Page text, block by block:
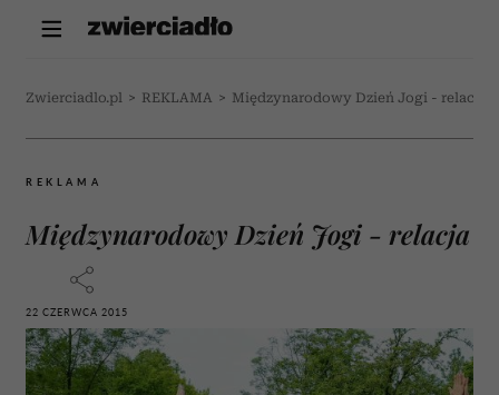
Zwierciadlo.pl > REKLAMA > Międzynarodowy Dzień Jogi - relacja
REKLAMA
Międzynarodowy Dzień Jogi - relacja
22 CZERWCA 2015